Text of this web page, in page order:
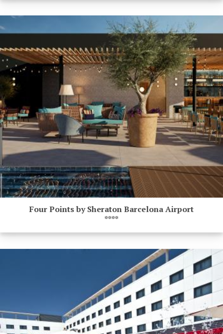
Four Points by Sheraton Barcelona Airport
****